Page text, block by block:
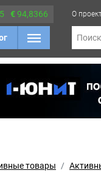
€94,8366 О
Поиск
товары